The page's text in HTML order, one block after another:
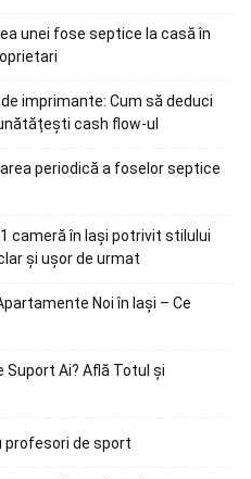
unei fose septice la casă în
imprimante: Cum să deduci
cash flow-ul
periodică a foselor septice
cameră în Iași potrivit stilului
și ușor de urmat
Noi în Iași – Ce
Suport Ai? Află Totul și
profesori de sport